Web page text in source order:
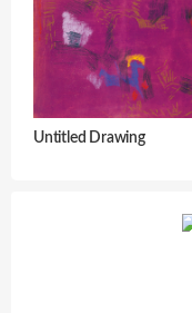
Untitled Drawing